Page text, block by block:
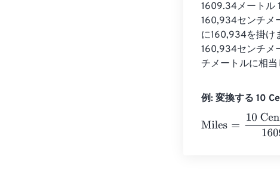
1609.34メートル
160,934センチメ
に160,934を掛け
160,934センチメ
チメートルに相当
例: 変換する 10
Miles
10